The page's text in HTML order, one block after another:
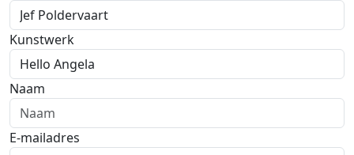
Kunstwerk
Naam
E-mailadres